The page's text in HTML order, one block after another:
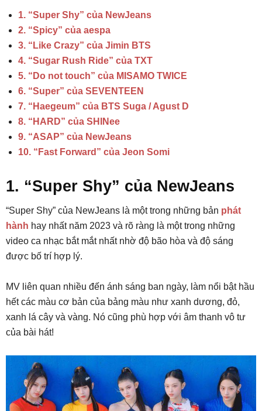
1. “Super Shy” của NewJeans
2. “Spicy” của aespa
3. “Like Crazy” của Jimin BTS
4. “Sugar Rush Ride” của TXT
5. “Do not touch” của MISAMO TWICE
6. “Super” của SEVENTEEN
7. “Haegeum” của BTS Suga / Agust D
8. “HARD” của SHINee
9. “ASAP” của NewJeans
10. “Fast Forward” của Jeon Somi
1. “Super Shy” của NewJeans
“Super Shy” của NewJeans là một trong những bản phát
hành hay nhất năm 2023 và rõ ràng là một trong những
video ca nhạc bắt mắt nhất nhờ độ bão hòa và độ sáng
được bố trí hợp lý.
MV liên quan nhiều đến ánh sáng ban ngày, làm nổi bật hầu
hết các màu cơ bản của bảng màu như xanh dương, đỏ,
xanh lá cây và vàng. Nó cũng phù hợp với âm thanh vô tư
của bài hát!